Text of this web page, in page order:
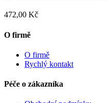
472,00 Kč
O firmě
O firmě
Rychlý kontakt
Péče o zákazníka